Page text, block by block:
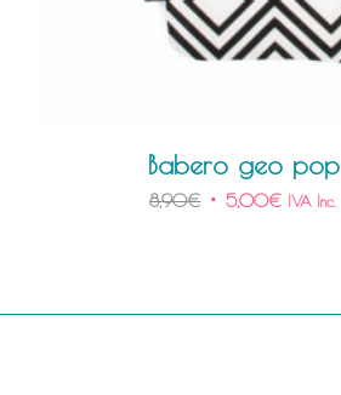
Babero geo pop
8,90€ 5,00€ IVA Inc.